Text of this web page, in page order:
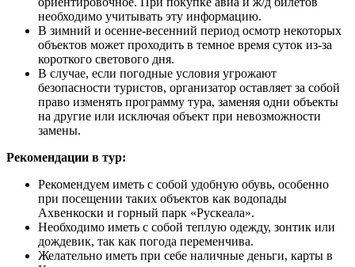
необходимо учитывать эту информацию.
В зимний и осенне-весенний период осмотр некоторых
объектов может проходить в темное время суток из-за
короткого светового дня.
В случае, если погодные условия угрожают
безопасности туристов, организатор оставляет за собой
право изменять программу тура, заменяя одни объекты
на другие или исключая объект при невозможности
замены.
Рекомендации в тур:
Рекомендуем иметь с собой удобную обувь, особенно
при посещении таких объектов как водопады
Ахвенкоски и горный парк «Рускеала».
Необходимо иметь с собой теплую одежду, зонтик или
дождевик, так как погода переменчива.
Желательно иметь при себе наличные деньги, карты в